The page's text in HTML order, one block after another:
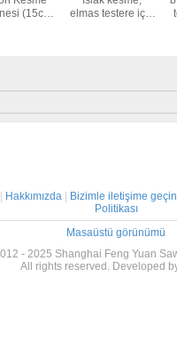
(15cm
elmas testere için
Hakkımızda| Bizimle iletişime geçin
Politikası
Masaüstü görünümü
- 2025 Shanghai Feng Yuan
All rights reserved. Developed